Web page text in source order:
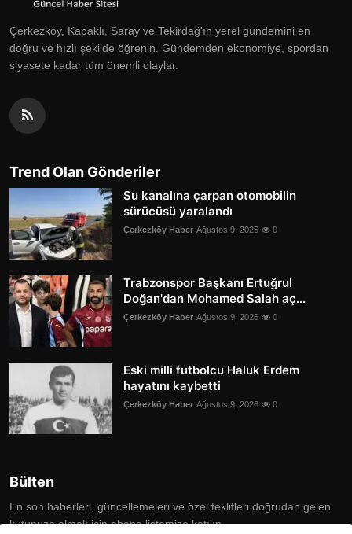
Çerkezköy, Kapaklı, Saray ve Tekirdağ'ın yerel gündemini en
doğru ve hızlı şekilde öğrenin. Gündemden ekonomiye, spordan
siyasete kadar tüm önemli olaylar.
Trend Olan Gönderiler
Su kanalına çarpan otomobilin
sürücüsü yaralandı
Çerkezköy Haber Ağustos 9, 2026 0
Trabzonspor Başkanı Ertuğrul
Doğan'dan Mohamed Salah aç...
Çerkezköy Haber Ağustos 9, 2026 0
Eski milli futbolcu Haluk Erdem
hayatını kaybetti
Çerkezköy Haber Ağustos 9, 2026 0
Bülten
En son haberleri, güncellemeleri ve özel teklifleri doğrudan gelen
kutunuza almak için abone listemize katılın